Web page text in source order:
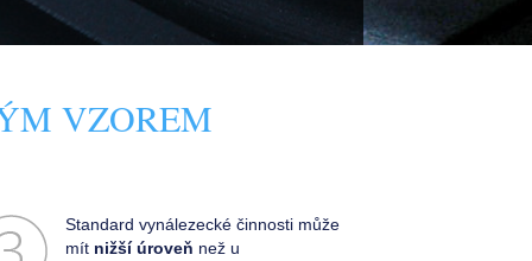
VZOREM
Standard vynálezecké činnosti může
mít nižší úroveň než u